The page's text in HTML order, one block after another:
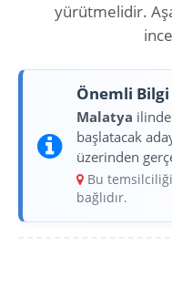
yürütmelidir.
Önemli Bilgi
Malatya
başlatacak
üzerinden
Bu
bağlıdır.